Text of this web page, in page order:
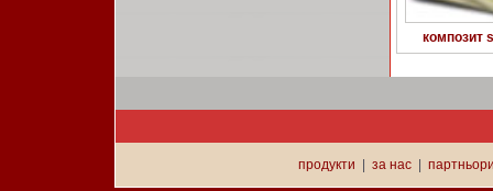
композит
продукти за нас|